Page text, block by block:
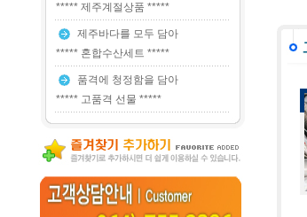
***** 제주계절상품 *****
제주바다를 모두 담아
***** 혼합수산세트 *****
품격에 청정함을 담아
***** 고품격 선물 *****